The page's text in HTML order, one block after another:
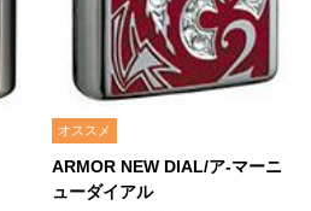
オススメ
ARMOR NEW DIAL/ア-マーニ
ューダイアル